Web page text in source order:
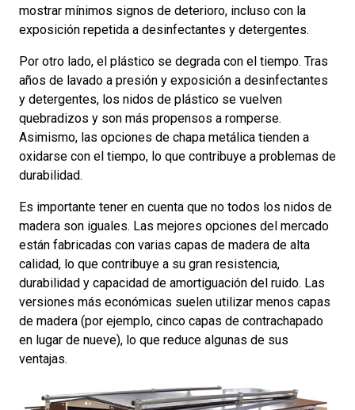
mostrar mínimos signos de deterioro, incluso con la
exposición repetida a desinfectantes y detergentes.
Por otro lado, el plástico se degrada con el tiempo. Tras
años de lavado a presión y exposición a desinfectantes
y detergentes, los nidos de plástico se vuelven
quebradizos y son más propensos a romperse.
Asimismo, las opciones de chapa metálica tienden a
oxidarse con el tiempo, lo que contribuye a problemas de
durabilidad.
Es importante tener en cuenta que no todos los nidos de
madera son iguales. Las mejores opciones del mercado
están fabricadas con varias capas de madera de alta
calidad, lo que contribuye a su gran resistencia,
durabilidad y capacidad de amortiguación del ruido. Las
versiones más económicas suelen utilizar menos capas
de madera (por ejemplo, cinco capas de contrachapado
en lugar de nueve), lo que reduce algunas de sus
ventajas.